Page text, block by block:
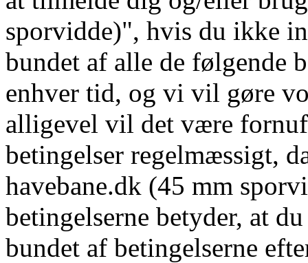
sporvidde)", hvis du ikke
bundet af alle de følgende
enhver tid, og vi vil gøre
alligevel vil det være
betingelser regelmæssigt,
havebane.dk (45 mm
betingelserne betyder, at
bundet af betingelserne